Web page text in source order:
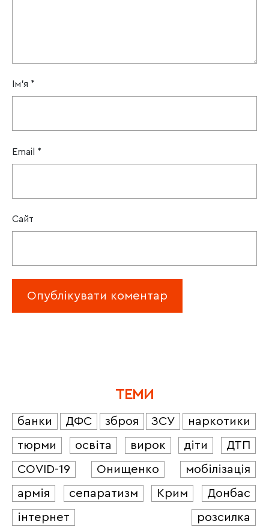
Ім'я *
Email *
Сайт
ТЕМИ
банки ДФС зброя ЗСУ
наркотики
тюрми
освіта вирок діти
ДТП
COVID-19
Онищенко
мобілізація
армія
сепаратизм Крим
Донбас
інтернет
розсилка